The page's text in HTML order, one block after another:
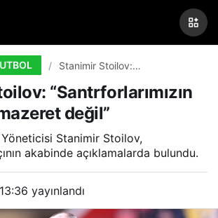
Stanimir Stoilov:
mazeret değil”
“Santrforlarımızın
değil”
Stanimir Stoilov,
akabinde açıklamalarda bulundu.
yayınlandı
değil”